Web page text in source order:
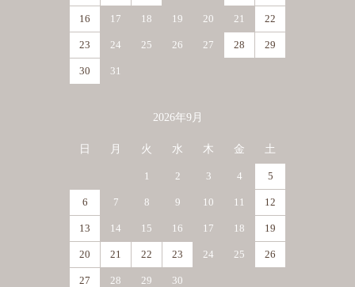
16 17 18 19 20 21 22
23 24 25 26 27 28 29
30 31
2026年9月
日 月 火 水 木 金 土
1 2 3 4 5
6 7 8 9 10 11 12
13 14 15 16 17 18 19
20 21 22 23 24 25 26
27 28 29 30